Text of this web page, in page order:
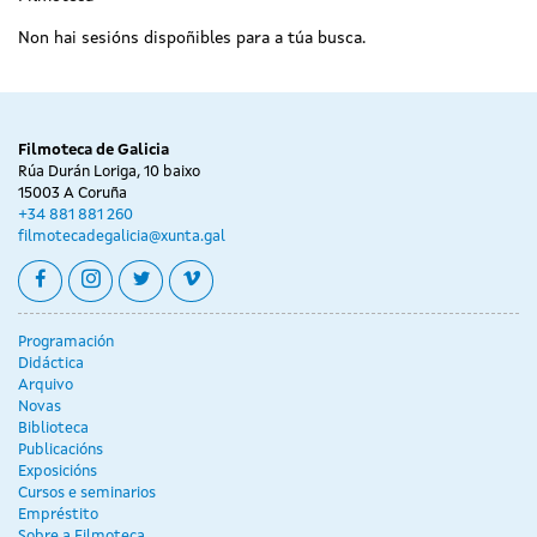
Non hai sesións dispoñibles para a túa busca.
Filmoteca de Galicia
Rúa Durán Loriga, 10 baixo
15003 A Coruña
+34 881 881 260
filmotecadegalicia@xunta.gal
facebookinstagram
twittervimeo
Programación
Didáctica
Arquivo
Novas
Biblioteca
Publicacións
Exposicións
Cursos e seminarios
Empréstito